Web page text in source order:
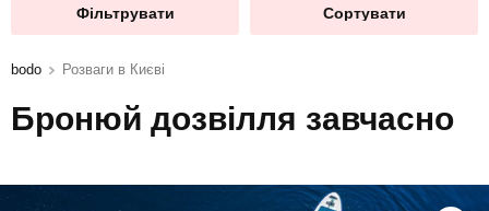
Фільтрувати Сортувати
bodo Розваги в Києві
Бронюй дозвілля завчасно